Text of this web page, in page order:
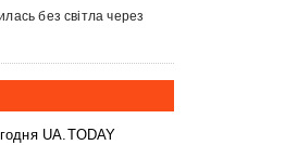
без світла через
UA.TODAY